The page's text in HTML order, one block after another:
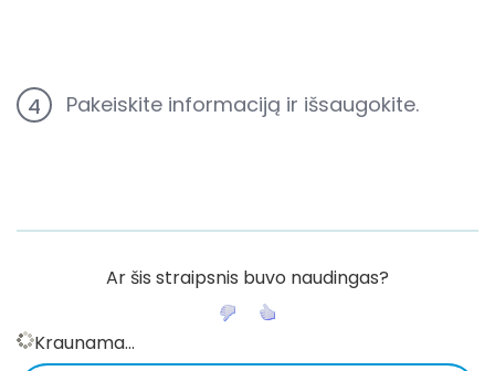
4 Pakeiskite informaciją ir išsaugokite.
Ar šis straipsnis buvo naudingas?
Kraunama...